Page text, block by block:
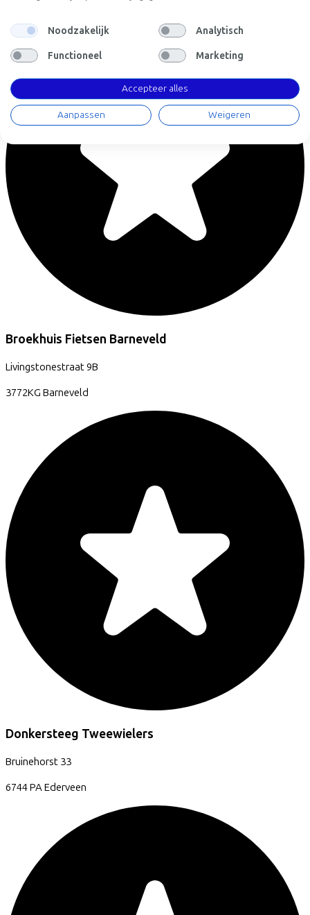
Broekhuis Fietsen Barneveld
Livingstonestraat9B
3772KG Barneveld
Donkersteeg Tweewielers
Bruinehorst 33
6744 PAEderveen
Noodzakelijk Analytisch
Functioneel Marketing
Accepteer alles
Aanpassen Weigeren